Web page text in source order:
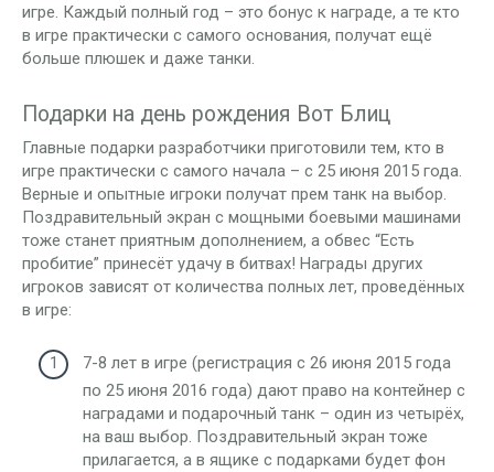
игре. Каждый полный год – это бонус к награде, а те кто
в игре практически с самого основания, получат ещё
больше плюшек и даже танки.
Подарки на день рождения Вот Блиц
Главные подарки разработчики приготовили тем, кто в
игре практически с самого начала – с 25 июня 2015 года.
Верные и опытные игроки получат прем танк на выбор.
Поздравительный экран с мощными боевыми машинами
тоже станет приятным дополнением, а обвес “Есть
пробитие” принесёт удачу в битвах! Награды других
игроков зависят от количества полных лет, проведённых
в игре:
7-8 лет в игре (регистрация с 26 июня 2015 года
по 25 июня 2016 года) дают право на контейнер с
наградами и подарочный танк – один из четырёх,
на ваш выбор. Поздравительный экран тоже
прилагается, а в ящике с подарками будет фон